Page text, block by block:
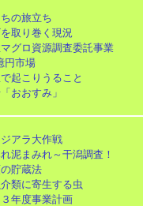
の旅立ち
取り巻く現況
グロ資源調査委託事業
円市場
起こりうること
おおすみ」
アラ大作戦
泥まみれ～干潟調査！
貯蔵法
類に寄生する虫
年度事業計画